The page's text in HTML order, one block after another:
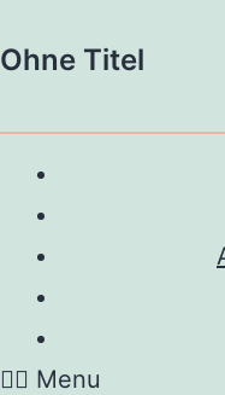
Ohne Titel
Menu